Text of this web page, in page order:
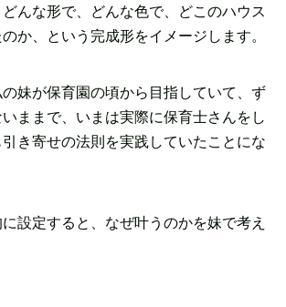
んな形で、どんな色で、どこのハウス
か、という完成形をイメージします。
妹が保育園の頃から目指していて、ず
ままで、いまは実際に保育士さんをし
き寄せの法則を実践していたことにな
設定すると、なぜ叶うのかを妹で考え